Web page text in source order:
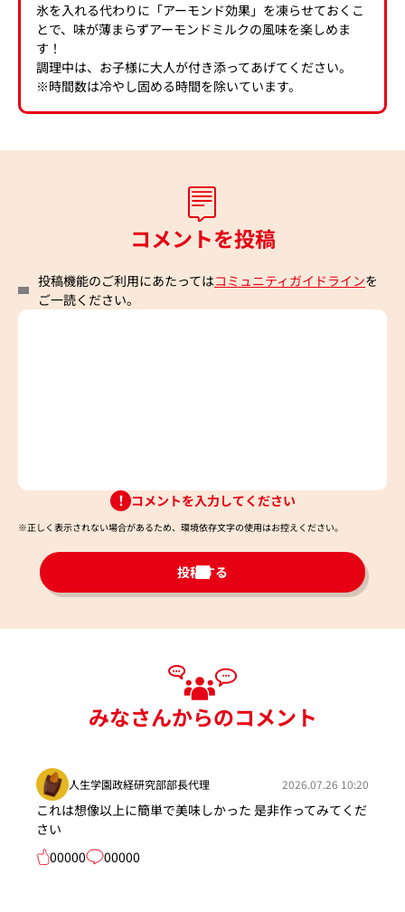
氷を入れる代わりに「アーモンド効果」を凍らせておくこ
とで、味が薄まらずアーモンドミルクの風味を楽しめま
す！
調理中は、お子様に大人が付き添ってあげてください。
※時間数は冷やし固める時間を除いています。
コメントを投稿
投稿機能のご利用にあたってはコミュニティガイドラインを
ご一読ください。
コメントを入力してください
※正しく表示されない場合があるため、環境依存文字の使用はお控えください。​
投稿する
みなさんからのコメント
人生学園政経研究部部長代理 2026.07.26 10:20
これは想像以上に簡単で美味しかった 是非作ってみてくだ
さい
00000
00000